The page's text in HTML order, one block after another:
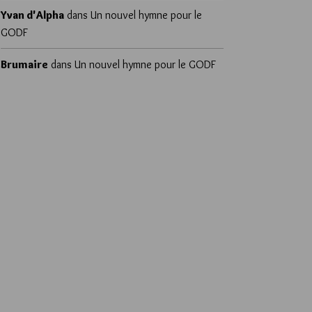
Yvan d'Alpha dans Un nouvel hymne pour le
GODF
Brumaire dans Un nouvel hymne pour le GODF